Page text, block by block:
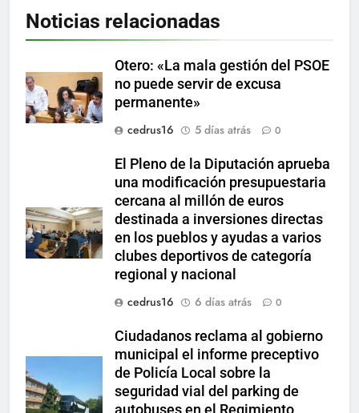
Noticias relacionadas
Otero: «La mala gestión del PSOE
no puede servir de excusa
permanente»
cedrus16
5 días atrás 0
El Pleno de la Diputación aprueba
una modificación presupuestaria
cercana al millón de euros
destinada a inversiones directas
en los pueblos y ayudas a varios
clubes deportivos de categoría
regional y nacional
cedrus16
6 días atrás 0
Ciudadanos reclama al gobierno
municipal el informe preceptivo
de Policía Local sobre la
seguridad vial del parking de
autobuses en el Regimiento